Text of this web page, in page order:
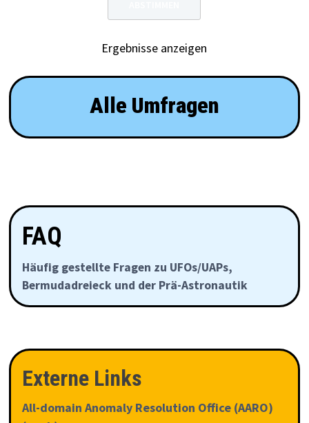
Ergebnisse anzeigen
Alle Umfragen
FAQ
Häufig gestellte Fragen zu UFOs/UAPs,
Bermudadreieck und der Prä-Astronautik
Externe Links
All-domain Anomaly Resolution Office (AARO)